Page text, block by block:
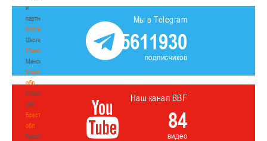
и
партнеры
Школы
Школы
Минск
Минск
Минская
обл
Минская
обл
Брестская
обл
Брестская
Мы в Telegram
5611930
подписчиков
Наш канал BBF
84
видео